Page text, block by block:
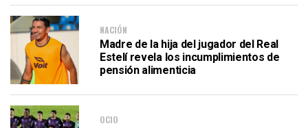
NACIÓN
Madre de la hija del jugador del Real
Estelí revela los incumplimientos de
pensión alimenticia
OCIO